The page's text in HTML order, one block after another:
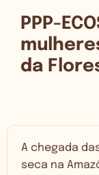
PPP-
da
A chegada
seca na